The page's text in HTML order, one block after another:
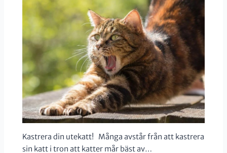
Kastrera din utekatt! Många avstår från att kastrera
sin katt i tron att katter mår bäst av…